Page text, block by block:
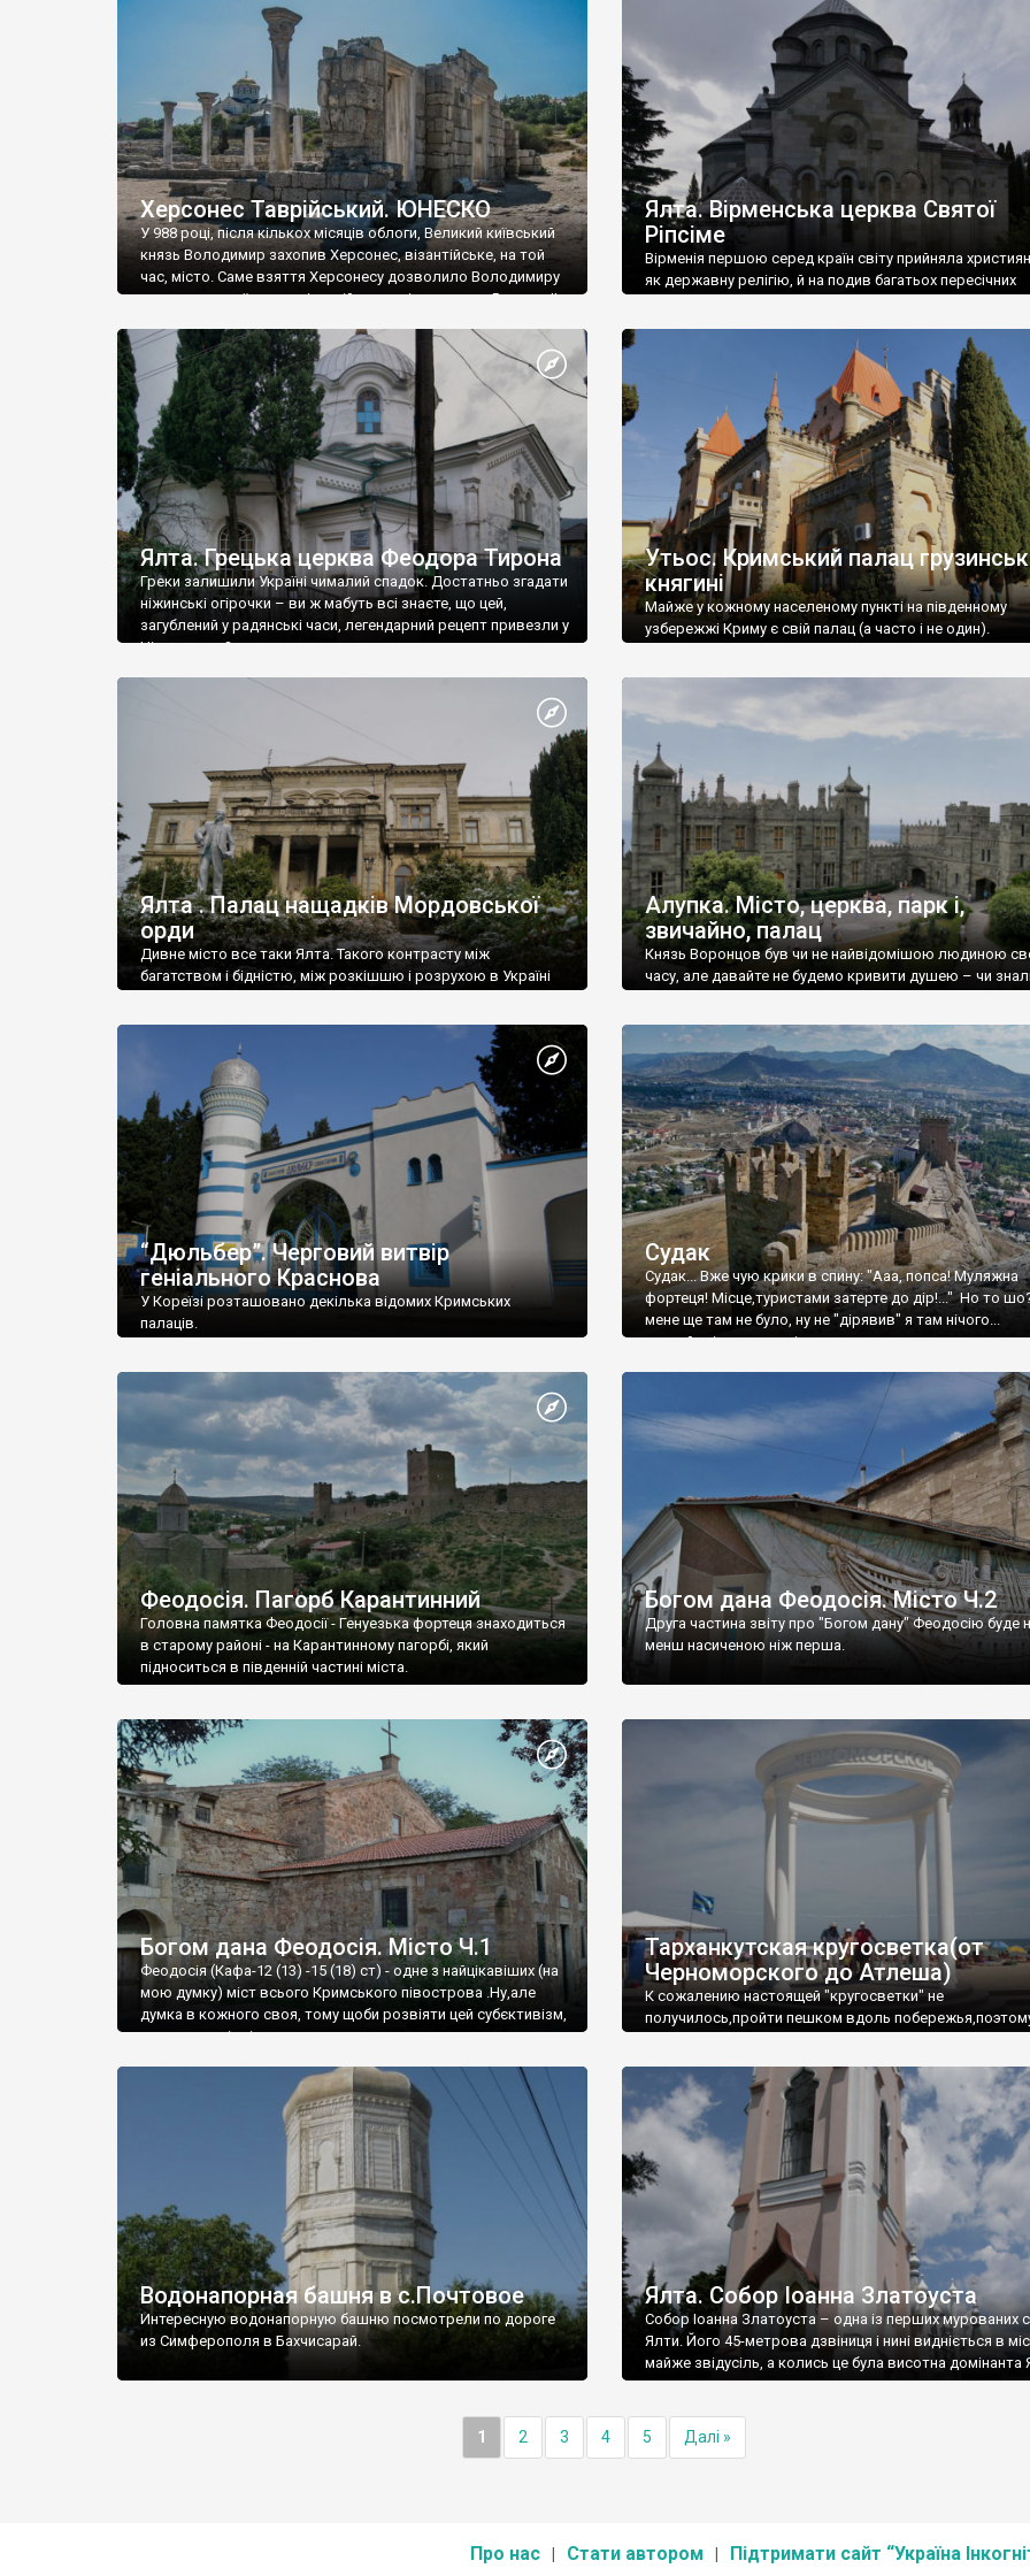
візантійської доби. Раритети викрадені з фондів об’єкту
культурної спадщини ЮНЕСКО «Херсонеса Таврійського».
Офіційно – на виставку «Золото Візантії», але експерти та
влада в Україні вважають це лише […]
називаються «повстяками» (postaki)…” “Вино. Крим
виробляє відмінне вино і його вдосталь: воно все
легке біле і дуже […]
Херсонес Таврійський. ЮНЕСКО
У 988 році, після кількох місяців облоги, Великий київський
князь Володимир захопив Херсонес, візантійське, на той
час, місто. Саме взяття Херсонесу дозволило Володимиру
диктувати свої умови візантійському імператору Василю ІІ,
Херсонесі Володимир-язичник, став Василем-
християнином. А потім було Хрещення Русі. На честь
Херсонесу Таврійського названо місто […]
Ялта. Вірменська церква Святої
Ріпсіме
Вірменія першою серед країн світу прийняла
як державну релігію, й на подив багатьох пересічних
Ялта. Грецька церква Феодора Тирона
Греки залишили Україні чималий спадок. Достатньо згадати
ніжинські огірочки – ви ж мабуть всі знаєте, що цей,
загублений у радянські часи, легендарний рецепт привезли у
Ніжин греки?
Утьос. Кримський палац
княгині
Майже у кожному населеному пункті на південному
узбережжі Криму є свій палац (а часто і не один).
Ялта . Палац нащадків Мордовської
орди
Дивне місто все таки Ялта. Такого контрасту між
багатством і бідністю, між розкішшю і розрухою в Україні
Алупка. Місто, церква, парк і,
звичайно, палац
Князь Воронцов був чи не найвідомішою людиною
часу, але давайте не будемо кривити душею – чи
“Дюльбер”. Черговий витвір
геніального Краснова
У Кореїзі розташовано декілька відомих Кримських
палаців.
Судак
Судак... Вже чую крики в спину: "Ааа, попса! Муляжна
фортеця! Місце,туристами затерте до дір!..." Но то
мене ще там не було, ну не "дірявив" я там нічого...
принаймні до цього літа.
Феодосія. Пагорб Карантинний
Головна памятка Феодосії - Генуезька фортеця знаходиться
в старому районі - на Карантинному пагорбі, який
підноситься в південній частині міста.
Богом дана Феодосія. Місто Ч.2
Друга частина звіту про "Богом дану" Феодосію буде
менш насиченою ніж перша.
Богом дана Феодосія. Місто Ч.1
Феодосія (Кафа-12 (13) -15 (18) ст) - одне з найцікавіших (на
мою думку) міст всього Кримського півострова .Ну,але
думка в кожного своя, тому щоби розвіяти цей субєктивізм,
запрошую відвідати це
Тарханкутская кругосветка(от
Черноморского до Атлеша)
К сожалению настоящей "кругосветки" не
получилось,пройти пешком вдоль
Водонапорная башня в с.Почтовое
Интересную водонапорную башню посмотрели по дороге
из Симферополя в Бахчисарай.
Ялта. Собор Іоанна Златоуста
Собор Іоанна Златоуста – одна із перших мурованих
Ялти. Його 45-метрова дзвіниця і нині видніється в
майже звідусіль, а колись це була висотна домінанта
1 2 3 4 5 Далі »
Про нас Стати автором Підтримати сайт “Україна